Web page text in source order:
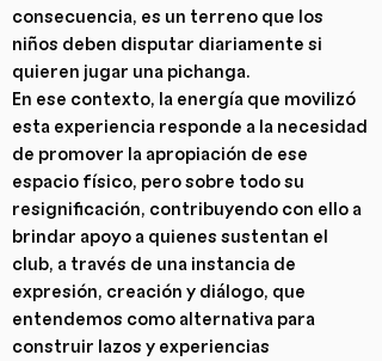
consecuencia, es un terreno que los
niños deben disputar diariamente si
quieren jugar una pichanga.
En ese contexto, la energía que movilizó
esta experiencia responde a la necesidad
de promover la apropiación de ese
espacio físico, pero sobre todo su
resignificación, contribuyendo con ello a
brindar apoyo a quienes sustentan el
club, a través de una instancia de
expresión, creación y diálogo, que
entendemos como alternativa para
construir lazos y experiencias